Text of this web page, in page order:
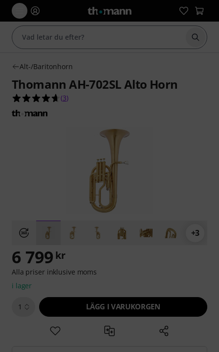
Börja
Alt-/Baritonhorn
Thomann AH-702SL Alto Horn
4.7 av 5 stjärnor från 3 kundbetyg
(3)
+3
6 799 kr
Alla priser inklusive moms
i lager
1 LÄGG I VARUKORGEN